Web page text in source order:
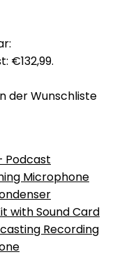
€132,99.
der Wunschliste